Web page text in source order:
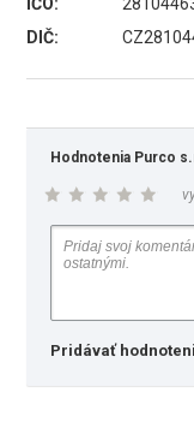
DIČ:
Hodnotenia Purco
Pridávať